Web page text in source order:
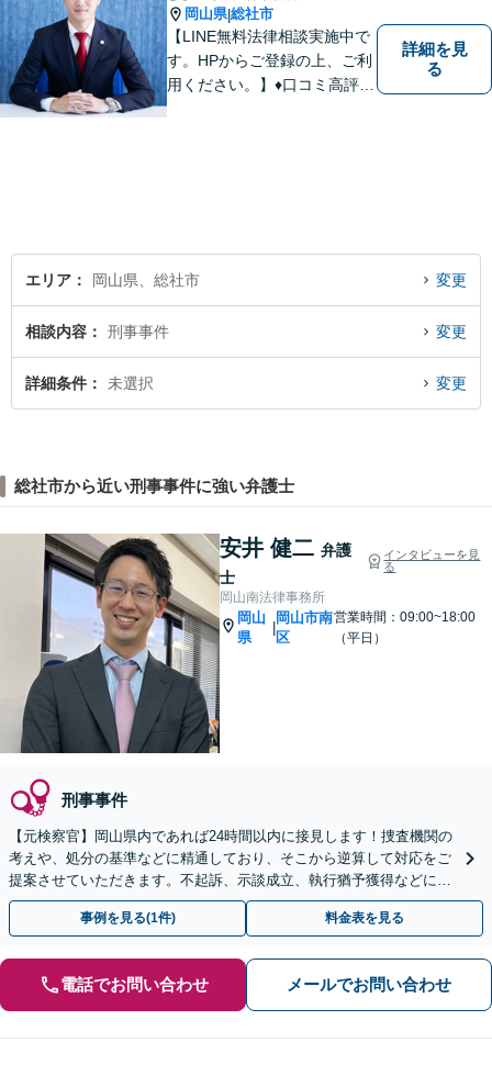
岡山県|総社市
【LINE無料法律相談実施中で
す。HPからご登録の上、ご利
用ください。】♦口コミ高評価
詳細を見
る
エリア 岡山県、総社市 変更
相談内容 刑事事件 変更
詳細条件 未選択 変更
総社市から近い刑事事件に強い弁護士
安井 健二 弁護
士
インタビューを見
る
岡山南法律事務所
岡山
県
岡山市南
区
営業時間：09:00~18:00
（平日）
刑事事件
【元検察官】岡山県内であれば24時間以内に接見します！捜査機関の
考えや、処分の基準などに精通しており、そこから逆算して対応をご
提案させていただきます。不起訴、示談成立、執行猶予獲得などに向
け、スムーズに対応【夜間面談可｜駐車場完備】
事例を見る(1件) 料金表を見る
電話でお問い合わせ メールでお問い合わせ